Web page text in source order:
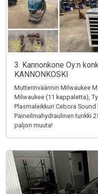
3. Kannonkone Oy:n
KANNONKOSKI
Mutterinväännin Milwaukee
Milwaukee (11 kappaletta),
Plasmaleikkuri Cebora Sound
Paineilmahydraulinen tunkki
paljon muuta!